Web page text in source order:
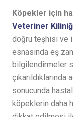
Köpekler için
Veteriner
doğru teşhisi ve
esnasında eş
bilgilendirmeler
çıkarıldıklarında
sonucunda
köpeklerin daha